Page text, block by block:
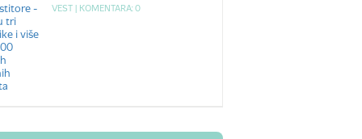
VEST | KOMENTARA: 0